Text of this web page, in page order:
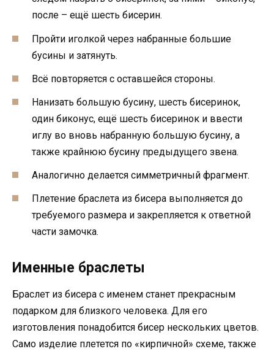
после – ещё шесть бисерин.
Пройти иголкой через набранные большие
бусины и затянуть.
Всё повторяется с оставшейся стороны.
Нанизать большую бусину, шесть бисеринок,
один биконус, ещё шесть бисеринок и ввести
иглу во вновь набранную большую бусину, а
также крайнюю бусину предыдущего звена.
Аналогично делается симметричный фрагмент.
Плетение браслета из бисера выполняется до
требуемого размера и закрепляется к ответной
части замочка.
Именные браслеты
Браслет из бисера с именем станет прекрасным
подарком для близкого человека. Для его
изготовления понадобится бисер нескольких цветов.
Само изделие плетется по «кирпичной» схеме, также